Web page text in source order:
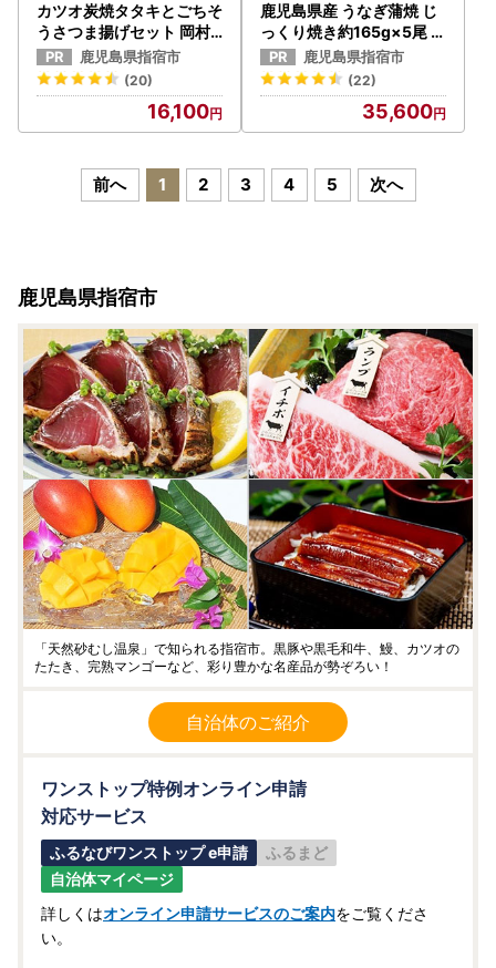
カツオ炭焼タタキとごちそ
うさつま揚げセット 岡村
商店 IB024-016 さつま揚
げ さつま揚げ
鹿児島県指宿市
(20)
16,100
鹿児島県産 うなぎ蒲焼 じ
っくり焼き約165g×5尾 化
粧箱入り 大新 IB021-002
うなぎ うなぎ
鹿児島県指宿市
(22)
35,600
前へ 1 2 3 4 5 次へ
鹿児島県指宿市
「天然砂むし温泉」で知られる指宿市。黒豚や黒毛和牛、鰻、カツオの
たたき、完熟マンゴーなど、彩り豊かな名産品が勢ぞろい！
自治体のご紹介
ワンストップ特例オンライン申請
対応サービス
ふるなびワンストップ e申請
ふるまど
自治体マイページ
詳しくはオンライン申請サービスのご案内をご覧くださ
い。